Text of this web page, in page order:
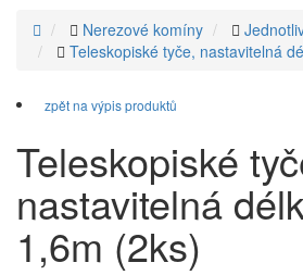
Nerezové komíny
Teleskopiské tyče, nastavitelná
zpět na výpis produktů
Teleskopiské
nastavitelná
1,6m (2ks)